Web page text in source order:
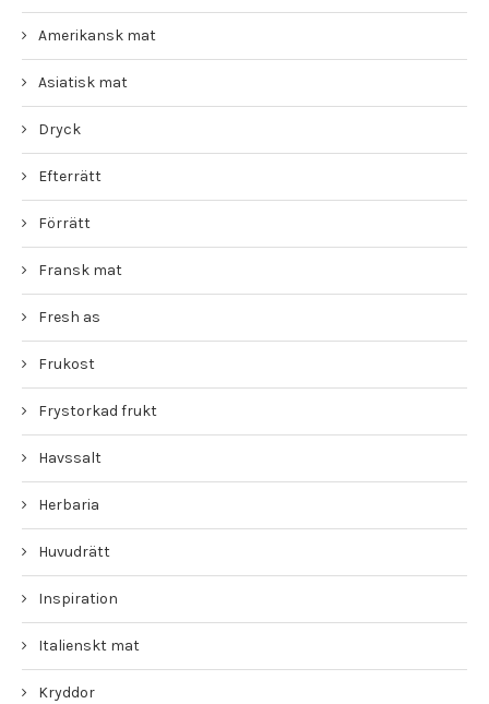
Amerikansk mat
Asiatisk mat
Dryck
Efterrätt
Förrätt
Fransk mat
Fresh as
Frukost
Frystorkad frukt
Havssalt
Herbaria
Huvudrätt
Inspiration
Italienskt mat
Kryddor